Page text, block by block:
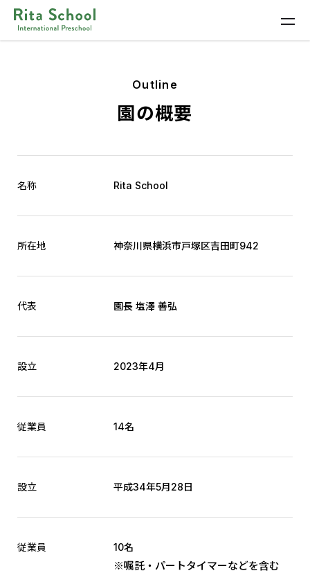
Outline
園の概要
名称 Rita School
所在地 神奈川県横浜市戸塚区吉田町942
代表 園長 塩澤 善弘
設立 2023年4月
従業員 14名
設立 平成34年5月28日
従業員 10名
※嘱託・パートタイマーなどを含む